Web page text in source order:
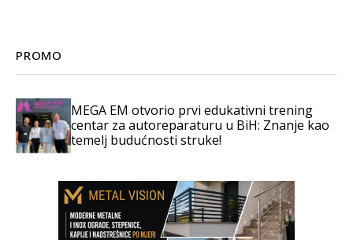
PROMO
MEGA EM otvorio prvi edukativni trening
centar za autoreparaturu u BiH: Znanje kao
temelj budućnosti struke!